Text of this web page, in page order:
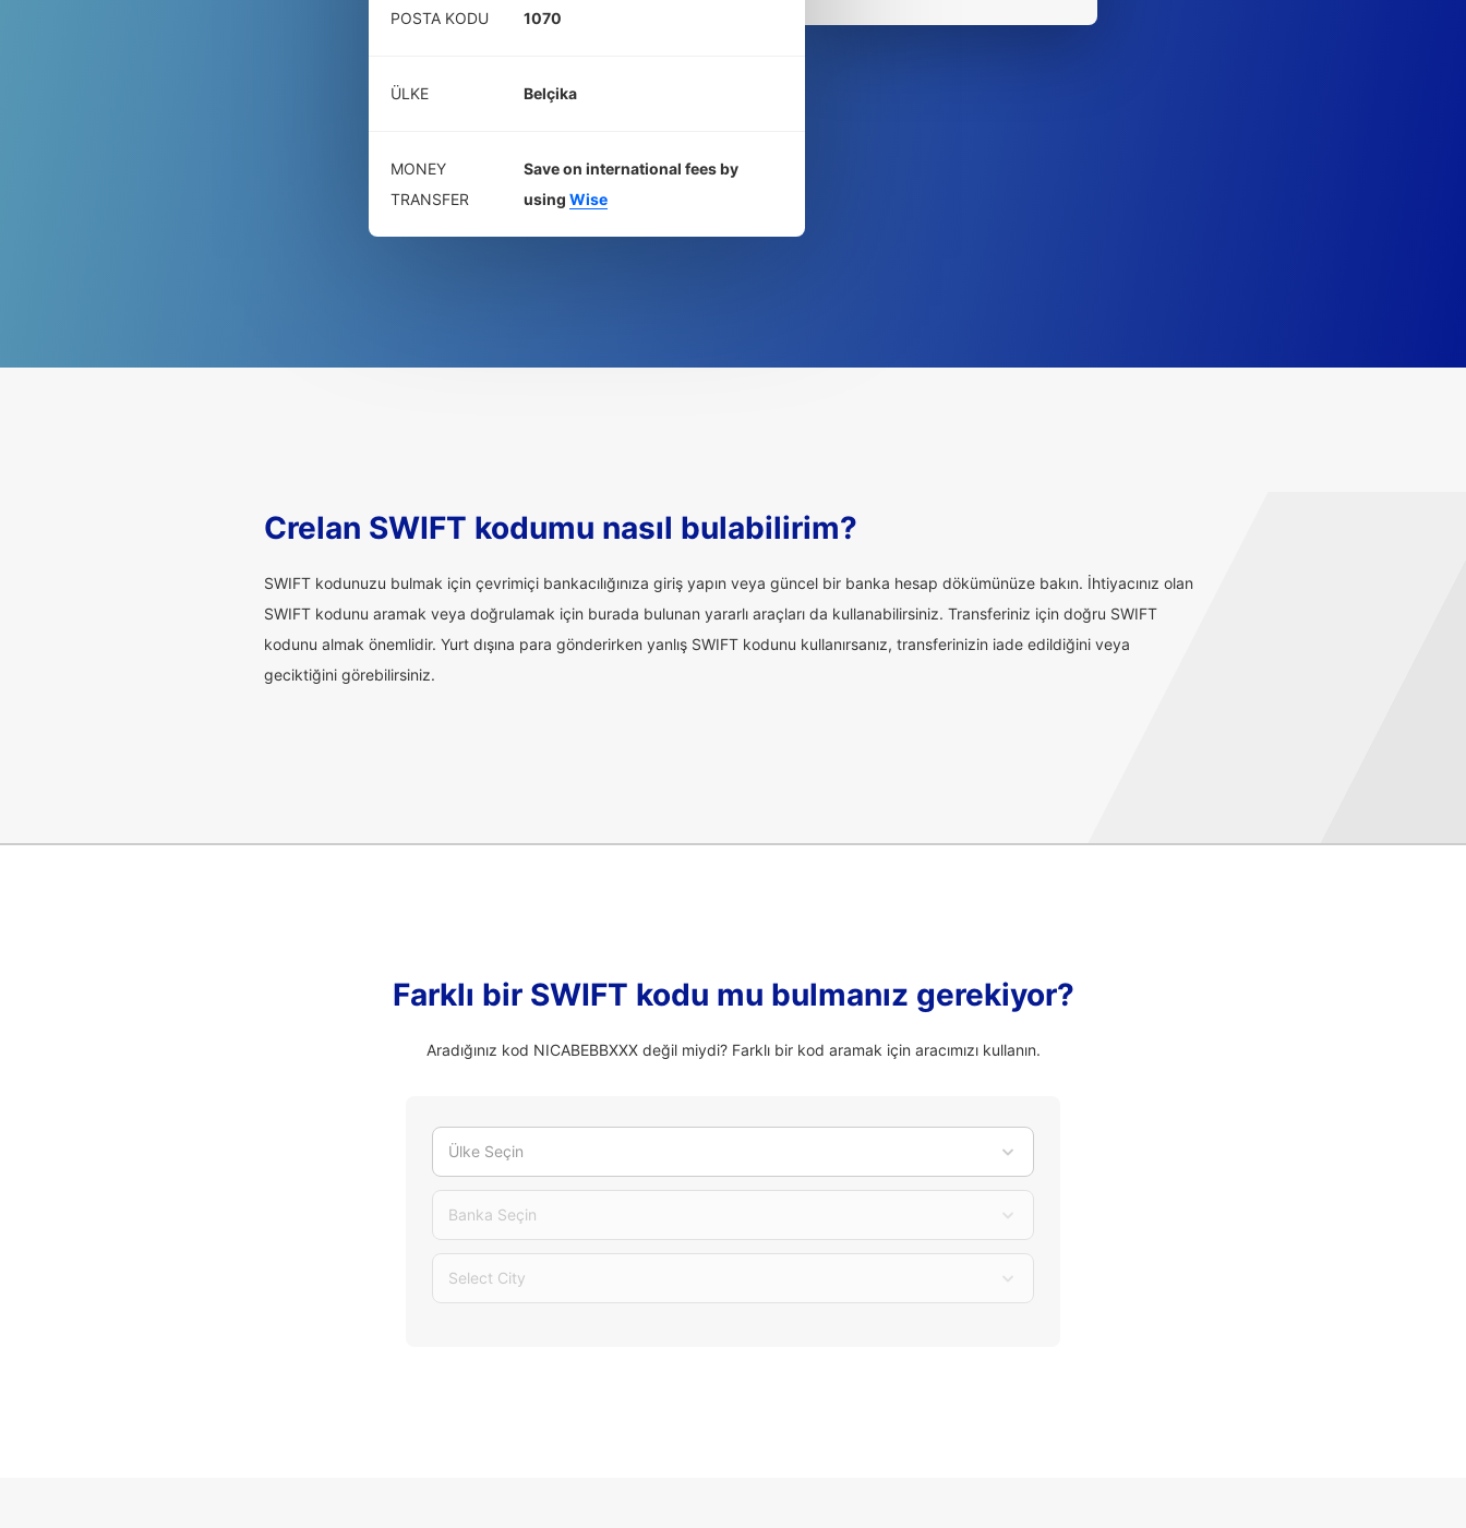
POSTA KODU 1070
ÜLKE Belçika
MONEY
TRANSFER
Save on international fees by
using Wise
Crelan SWIFT kodumu nasıl bulabilirim?
SWIFT kodunuzu bulmak için çevrimiçi bankacılığınıza giriş yapın veya güncel bir banka hesap dökümünüze bakın. İhtiyacınız olan
SWIFT kodunu aramak veya doğrulamak için burada bulunan yararlı araçları da kullanabilirsiniz. Transferiniz için doğru SWIFT
kodunu almak önemlidir. Yurt dışına para gönderirken yanlış SWIFT kodunu kullanırsanız, transferinizin iade edildiğini veya
geciktiğini görebilirsiniz.
Farklı bir SWIFT kodu mu bulmanız gerekiyor?
Aradığınız kod NICABEBBXXX değil miydi? Farklı bir kod aramak için aracımızı kullanın.
Ülke Seçin
Banka Seçin
Select City